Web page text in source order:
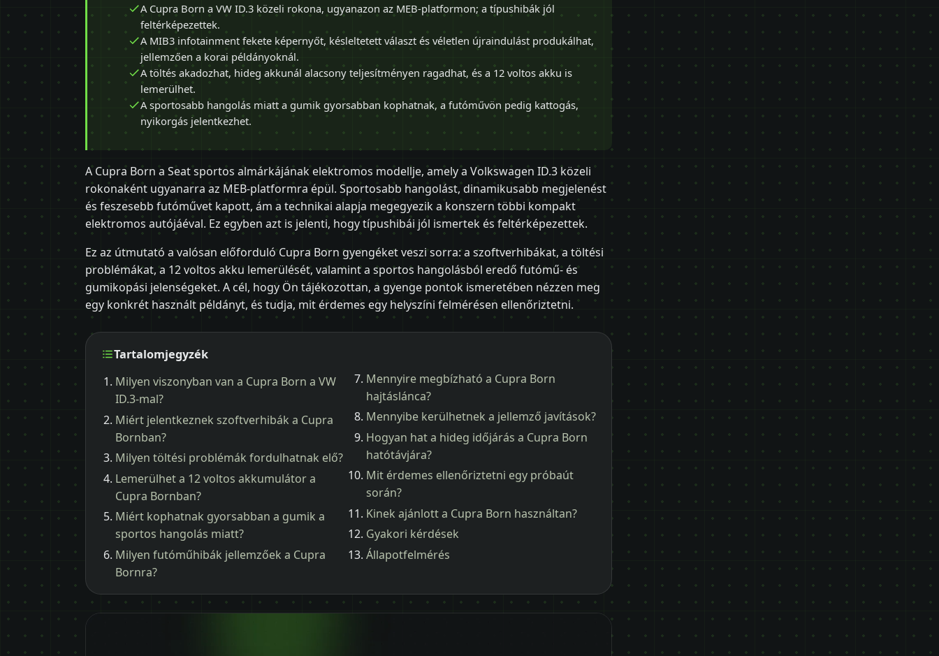
A Cupra Born a VW ID.3 közeli rokona, ugyanazon az MEB-platformon; a típushibák jól
feltérképezettek.
A MIB3 infotainment fekete képernyőt, késleltetett választ és véletlen újraindulást produkálhat,
jellemzően a korai példányoknál.
A töltés akadozhat, hideg akkunál alacsony teljesítményen ragadhat, és a 12 voltos akku is
lemerülhet.
A sportosabb hangolás miatt a gumik gyorsabban kophatnak, a futóművön pedig kattogás,
nyikorgás jelentkezhet.
A Cupra Born a Seat sportos almárkájának elektromos modellje, amely a Volkswagen ID.3 közeli
rokonaként ugyanarra az MEB-platformra épül. Sportosabb hangolást, dinamikusabb megjelenést
és feszesebb futóművet kapott, ám a technikai alapja megegyezik a konszern többi kompakt
elektromos autójáéval. Ez egyben azt is jelenti, hogy típushibái jól ismertek és feltérképezettek.
Ez az útmutató a valósan előforduló Cupra Born gyengéket veszi sorra: a szoftverhibákat, a töltési
problémákat, a 12 voltos akku lemerülését, valamint a sportos hangolásból eredő futómű- és
gumikopási jelenségeket. A cél, hogy Ön tájékozottan, a gyenge pontok ismeretében nézzen meg
egy konkrét használt példányt, és tudja, mit érdemes egy helyszíni felmérésen ellenőriztetni.
Tartalomjegyzék
Milyen viszonyban van a Cupra Born a VW
ID.3-mal?
Miért jelentkeznek szoftverhibák a Cupra
Bornban?
Milyen töltési problémák fordulhatnak elő?
Lemerülhet a 12 voltos akkumulátor a
Cupra Bornban?
Miért kophatnak gyorsabban a gumik a
sportos hangolás miatt?
Milyen futóműhibák jellemzőek a Cupra
Bornra?
Mennyire megbízható a Cupra Born
hajtáslánca?
Mennyibe kerülhetnek a jellemző javítások?
Hogyan hat a hideg időjárás a Cupra Born
hatótávjára?
Mit érdemes ellenőriztetni egy próbaút
során?
Kinek ajánlott a Cupra Born használtan?
Gyakori kérdések
Állapotfelmérés